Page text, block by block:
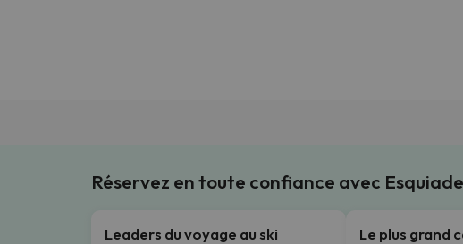
Réservez en toute confiance avec
Leaders du voyage au ski Le plus grand